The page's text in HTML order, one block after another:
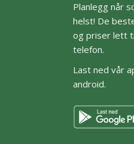
Planlegg når
helst! De
og priser lett
telefon.
Last ned vår
android.